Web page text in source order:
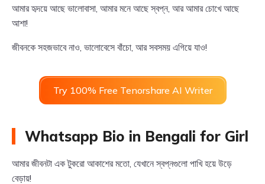
আমার হৃদয়ে আছে ভালোবাসা, আমার মনে আছে স্বপ্ন, আর আমার চোখে আছে
আশা!
জীবনকে সহজভাবে নাও, ভালোবেসে বাঁচো, আর সবসময় এগিয়ে যাও!
Try 100% Free Tenorshare AI Writer
Whatsapp Bio in Bengali for Girl
আমার জীবনটা এক টুকরো আকাশের মতো, যেখানে স্বপ্নগুলো পাখি হয়ে উড়ে
বেড়ায়!